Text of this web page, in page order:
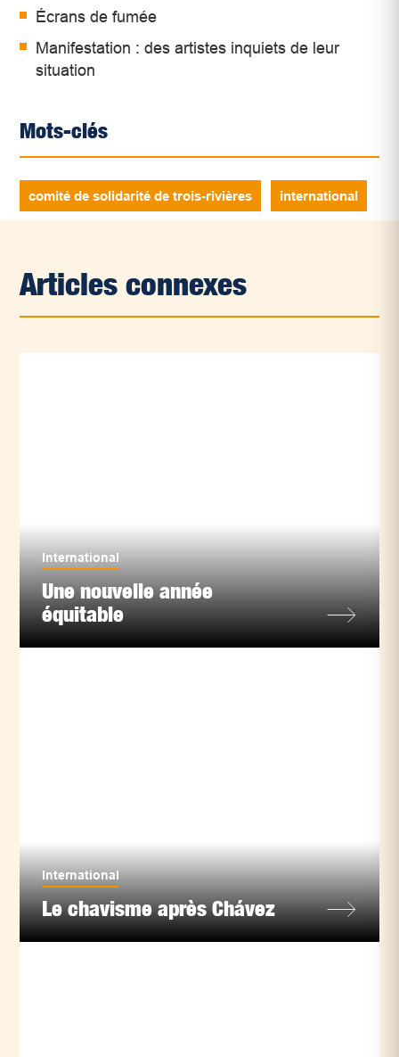
Écrans de fumée
Manifestation : des artistes inquiets de leur
situation
Mots-clés
comité de solidarité de trois-rivières international
Articles connexes
International
Une nouvelle année
équitable
International
Le chavisme après Chávez